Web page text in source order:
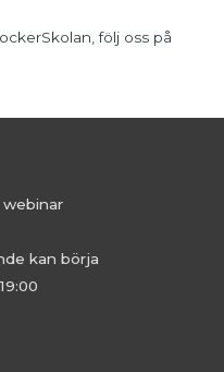
följ oss på
kan börja